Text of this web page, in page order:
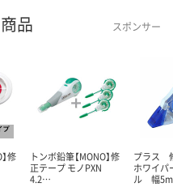
品 スポンサー
修
トンボ鉛筆【MONO】修
正テープ モノPXN
4.2…
プラス
ホワイパ
ル 幅